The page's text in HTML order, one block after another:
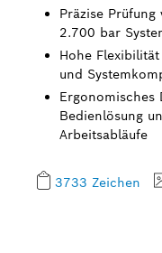
Präzise
2.700 bar
Hohe
und
Ergonomisches
Bedienlösung
Arbeitsabläufe
3733 Zeichen